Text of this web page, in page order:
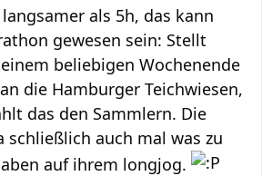
als 5h, das kann
gewesen sein: Stellt
beliebigen Wochenende
die Hamburger Teichwiesen,
das den Sammlern. Die
schließlich auch mal was zu
auf ihrem longjog.